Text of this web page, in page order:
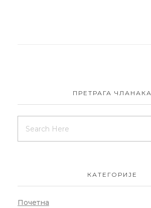
ПРЕТРАГА ЧЛАНАКА
КАТЕГОРИЈЕ
Почетна